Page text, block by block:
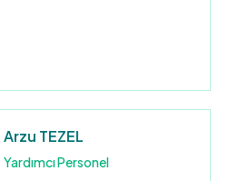
Arzu TEZEL
Yardımcı Personel